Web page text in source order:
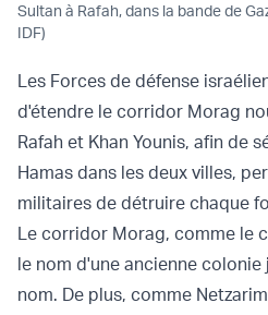
Sultan à Rafah, dans la bande de
IDF)
Les Forces de défense
d'étendre le corridor Morag
Rafah et Khan Younis, afin de
Hamas dans les deux villes,
militaires de détruire chaque
Le corridor Morag, comme le
le nom d'une ancienne colonie
nom. De plus, comme